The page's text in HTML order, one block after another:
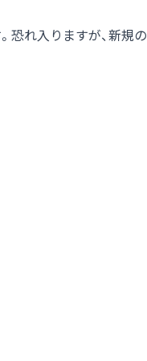
恐れ入りますが、新